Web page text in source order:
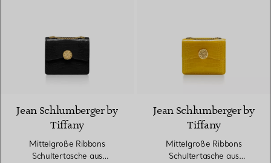
9 Farben
Jean Schlumberger by
Tiffany
Mittelgroße Ribbons
Schultertasche aus
Jean Schlumberger by
Tiffany
Mittelgroße Ribbons
Schultertasche aus